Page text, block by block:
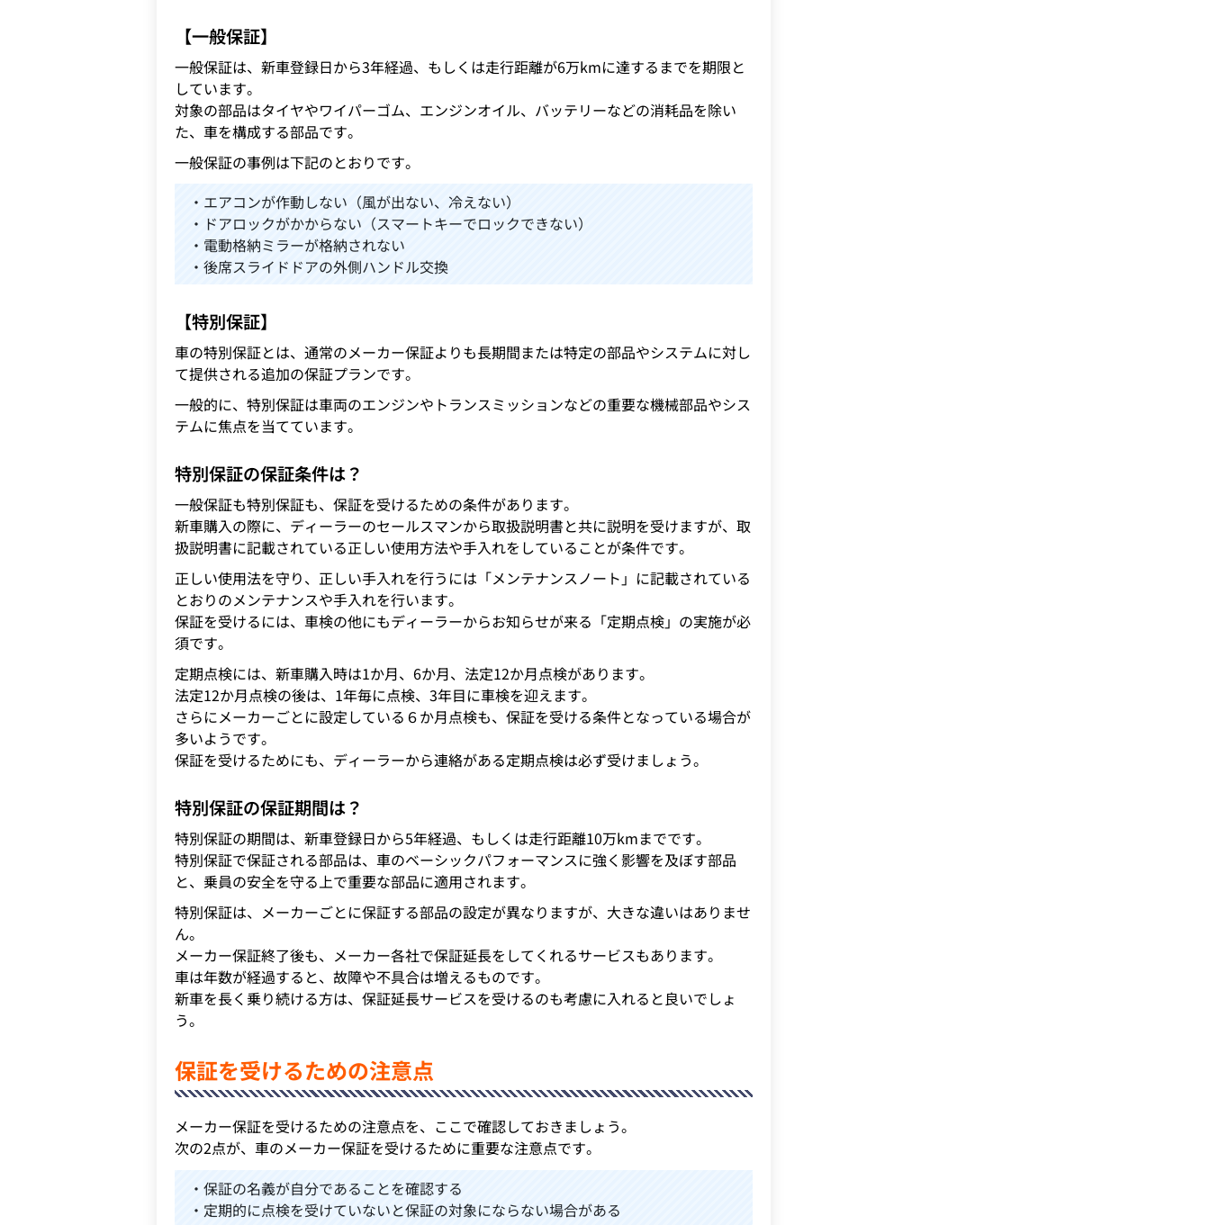
【一般保証】
一般保証は、新車登録日から3年経過、もしくは走行距離が6万kmに達するまでを期限と
しています。
対象の部品はタイヤやワイパーゴム、エンジンオイル、バッテリーなどの消耗品を除い
た、車を構成する部品です。
一般保証の事例は下記のとおりです。
・エアコンが作動しない（風が出ない、冷えない）
・ドアロックがかからない（スマートキーでロックできない）
・電動格納ミラーが格納されない
・後席スライドドアの外側ハンドル交換
【特別保証】
車の特別保証とは、通常のメーカー保証よりも長期間または特定の部品やシステムに対し
て提供される追加の保証プランです。
一般的に、特別保証は車両のエンジンやトランスミッションなどの重要な機械部品やシス
テムに焦点を当てています。
特別保証の保証条件は？
一般保証も特別保証も、保証を受けるための条件があります。
新車購入の際に、ディーラーのセールスマンから取扱説明書と共に説明を受けますが、取
扱説明書に記載されている正しい使用方法や手入れをしていることが条件です。
正しい使用法を守り、正しい手入れを行うには「メンテナンスノート」に記載されている
とおりのメンテナンスや手入れを行います。
保証を受けるには、車検の他にもディーラーからお知らせが来る「定期点検」の実施が必
須です。
定期点検には、新車購入時は1か月、6か月、法定12か月点検があります。
法定12か月点検の後は、1年毎に点検、3年目に車検を迎えます。
さらにメーカーごとに設定している６か月点検も、保証を受ける条件となっている場合が
多いようです。
保証を受けるためにも、ディーラーから連絡がある定期点検は必ず受けましょう。
特別保証の保証期間は？
特別保証の期間は、新車登録日から5年経過、もしくは走行距離10万kmまでです。
特別保証で保証される部品は、車のベーシックパフォーマンスに強く影響を及ぼす部品
と、乗員の安全を守る上で重要な部品に適用されます。
特別保証は、メーカーごとに保証する部品の設定が異なりますが、大きな違いはありませ
ん。
メーカー保証終了後も、メーカー各社で保証延長をしてくれるサービスもあります。
車は年数が経過すると、故障や不具合は増えるものです。
新車を長く乗り続ける方は、保証延長サービスを受けるのも考慮に入れると良いでしょ
う。
保証を受けるための注意点
メーカー保証を受けるための注意点を、ここで確認しておきましょう。
次の2点が、車のメーカー保証を受けるために重要な注意点です。
・保証の名義が自分であることを確認する
・定期的に点検を受けていないと保証の対象にならない場合がある